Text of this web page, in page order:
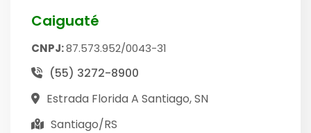
Caiguaté
CNPJ:87.573.952/0043-31
(55) 3272-8900
Estrada Florida A Santiago, SN
Santiago/RS